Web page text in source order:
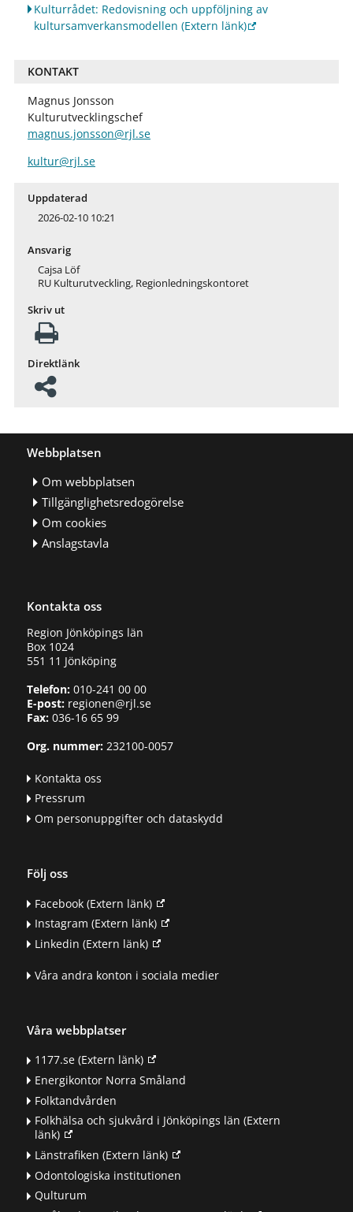
Kulturrådet: Redovisning och uppföljning av
kultursamverkansmodellen (Extern länk)
KONTAKT
Magnus Jonsson
Kulturutvecklingschef
magnus.jonsson@rjl.se
kultur@rjl.se
Uppdaterad
2026-02-10 10:21
Ansvarig
Cajsa Löf
RU Kulturutveckling, Regionledningskontoret
Skriv ut
Direktlänk
Webbplatsen
Om webbplatsen
Tillgänglighetsredogörelse
Om cookies
Anslagstavla
Kontakta oss
Region Jönköpings län
Box 1024
551 11 Jönköping
Telefon:010-241 00 00
E-post:regionen@rjl.se
Fax: 036-16 65 99
Org. nummer:232100-0057
Kontakta oss
Pressrum
Om personuppgifter och dataskydd
Följ oss
Facebook(Extern länk)
Instagram (Extern länk)
Linkedin (Extern länk)
Våra andra konton i sociala medier
Våra webbplatser
1177.se(Extern länk)
Energikontor Norra Småland
Folktandvården
Folkhälsa och sjukvård i Jönköpings län (Extern
länk)
Länstrafiken (Extern länk)
Odontologiska institutionen
Qulturum